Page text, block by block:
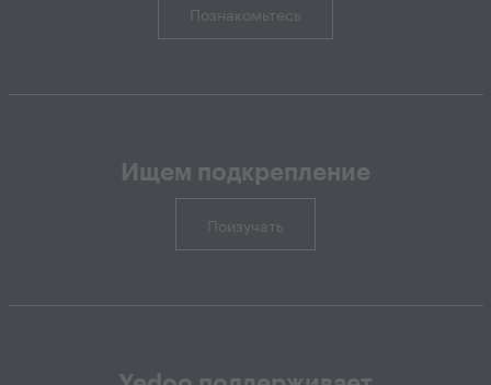
Познакомьтесь
Ищем подкрепление
Поизучать